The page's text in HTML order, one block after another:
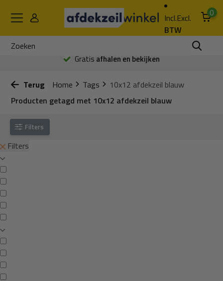
Incl.Excl.
BTW
0
Gratis afhalen en bekijken
Terug Home Tags
10x12 afdekzeil blauw
Producten getagd met 10x12 afdekzeil blauw
Filters
Filters